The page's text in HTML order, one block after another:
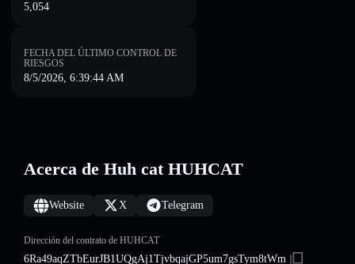
5,054
FECHA DEL ÚLTIMO CONTROL DE
RIESGOS
8/5/2026, 6:39:44 AM
Acerca de Huh cat HUHCAT
Website X Telegram
Dirección del contrato de HUHCAT
6Ra49aqZTbEurJB1UQgAj1TjvbqajGP5um7gsTym8tWm